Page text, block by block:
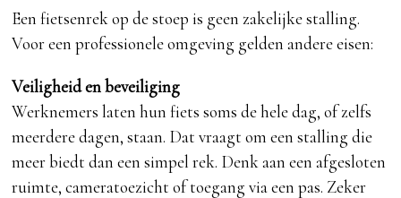
Een fietsenrek op de stoep is geen zakelijke stalling.
Voor een professionele omgeving gelden andere eisen:
Veiligheid en beveiliging
Werknemers laten hun fiets soms de hele dag, of zelfs
meerdere dagen, staan. Dat vraagt om een stalling die
meer biedt dan een simpel rek. Denk aan een afgesloten
ruimte, cameratoezicht of toegang via een pas. Zeker